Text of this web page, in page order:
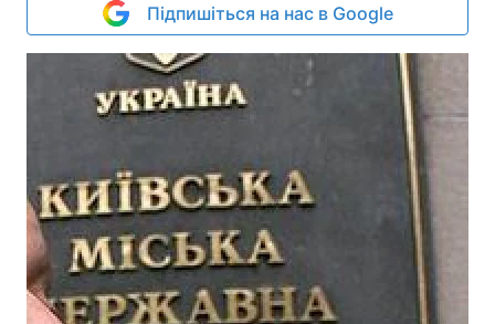
Підпишіться на нас в Google